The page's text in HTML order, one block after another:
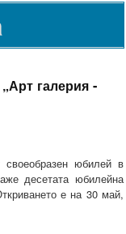
галерия -
юбилей в
десетата юбилейна
е на 30 май,